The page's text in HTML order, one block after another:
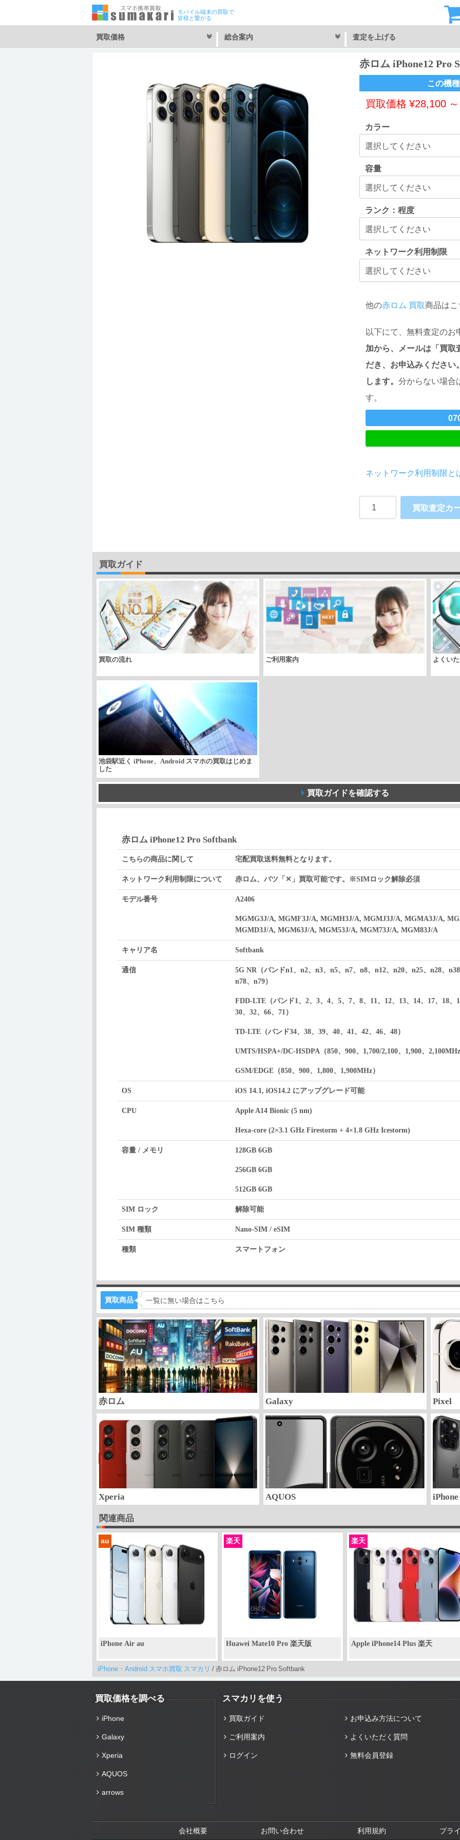
モバイル端末の買取で
皆様と繋がる
買取価格 総合案内 査定を上げる
赤ロム iPhone12 Pro
この機
買取価格 ¥28,100～
カラー
容量
ランク：程度
ネットワーク利用制限
他の赤ロム 買取商品はこ
以下にて、無料査定のお
加から、メールは「買取
だき、お申込みください
します。 分からない場合
す。
ネットワーク利用制限と
ロ
iPhone12
Softbank
買取査定カ
買取ガイド
買取の流れ ご利用案内 よくい
池袋駅近く iPhone、Android スマホの買取はじめま
した
買取ガイドを確認する
赤ロム iPhone12 Pro Softbank
こちらの商品に関して 宅配買取送料無料となります。
ネットワーク利用制限について 赤ロム、バツ「✕」買取可能です。※SIMロック解除必須
モデル番号 A2406
MGMG3J/A, MGMF3J/A, MGMH3J/A, MGMJ3J/A, MGMA3J/A,
MGMD3J/A, MGM63J/A, MGM53J/A, MGM73J/A, MGM83J/A
キャリア名 Softbank
通信
5G NR（バンドn1、n2、n3、n5、n7、n8、n12、n20、n25、n28、
n78、n79）
FDD-LTE（バンド1、2、3、4、5、7、8、11、12、13、14、17、18、
30、32、66、71）
TD-LTE（バンド34、38、39、40、41、42、46、48）
UMTS/HSPA+/DC-HSDPA（850、900、1,700/2,100、1,900、2,100MHz
GSM/EDGE（850、900、1,800、1,900MHz）
OS iOS 14.1, iOS14.2 にアップグレード可能
CPU Apple A14 Bionic (5 nm)
Hexa-core (2×3.1 GHz Firestorm + 4×1.8 GHz Icestorm)
容量 / メモリ 128GB 6GB
256GB 6GB
512GB 6GB
SIM ロック 解除可能
SIM 種類 Nano-SIM / eSIM
種類 スマートフォン
買取商品 一覧に無い場合はこちら
赤ロム Galaxy Pixel
Xperia AQUOS iPhone
関連商品
au
iPhone Air au
楽天
Huawei Mate10 Pro 楽天版
楽天
Apple iPhone14 Plus 楽天
iPhone・Android スマホ買取 スマカリ / 赤ロム iPhone12 Pro Softbank
買取価格を調べる
iPhone
Galaxy
Xperia
AQUOS
arrows
スマカリを使う
買取ガイド お申込み方法について
ご利用案内 よくいただく質問
ログイン 無料会員登録
会社概要 お問い合わせ 利用規約 プラ